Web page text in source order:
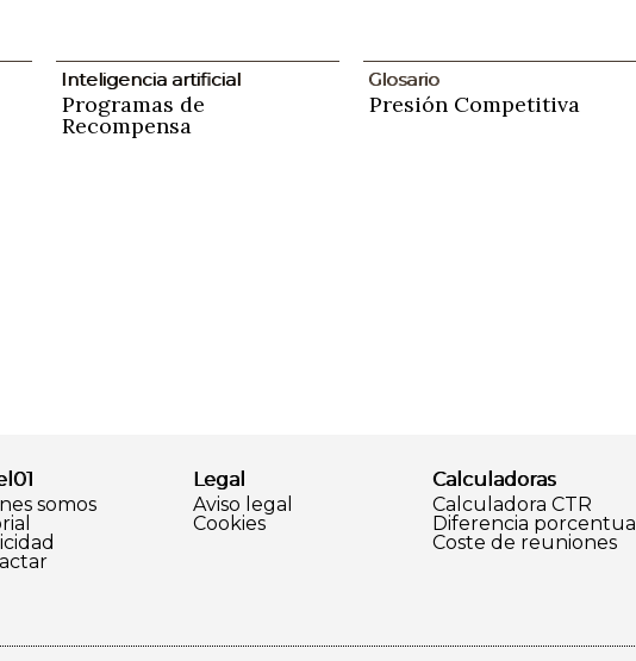
Inteligencia artificial
Programas de
Recompensa
Glosario
Presión Competitiva
somos
Legal
Aviso legal
Cookies
Calculadoras
Calculadora CTR
Diferencia porcentual
Coste de reuniones